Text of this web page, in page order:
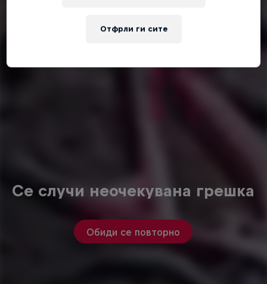
Се случи неочекувана грешка
Обиди се повторно
Отфрли ги сите